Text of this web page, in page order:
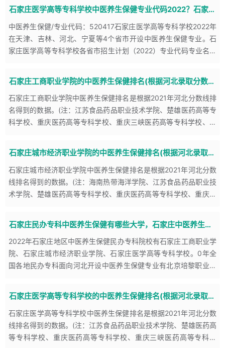
“一专多能”高素质各级养生保健专业技术人才。
（一）知识要求
1、具有与本专业相关的基础医学知识（如人体形态学、人体机能
2、具有与本专业相关的临床医学知识，特别是中医诊断学、中医养
3、具有与本专业相关的中医基础知识，较系统地掌握中医养生保
健（如中医推拿、太极拳等)的基本理论知识。
（3） 具有一定的预防医学、社会医学、医学伦理学基本知识。
（4） 具有一定的中医养生保健规划统筹的基本知识。
保健行业规范》《医疗机构管理条例》、《医疗事故处理条例》、
《综合医院养生医学科管理规范》等法规或行业指导。
（二）能力要求
2）能从事针刺、艾灸、拔罐等针灸养生保健的实际操作。
3）能进行头针、耳针等进行养生保健活动。
4）能利用足部反射区、手部反射区、面部反射区等进行疾病诊断
和具体制定养生保健康复工作。
石家庄医学高等专科学校中医养生保健专业代码2022？石家庄医学高等专科学校中医养生保健录取分数线（2021）
中医养生保健/专业代码：520417石家庄医学高等专科学校2022年
在天津、吉林、河北、宁夏等4个省市开设中医养生保健专业。石
家庄医学高等专科学校各省市招生计划（2022）专业代码专业名称
石家庄工商职业学院的中医养生保健排名(根据河北录取分数线排名)
石家庄工商职业学院中医养生保健排名是根据2021年河北分数线排
名得到的数据。(注：江苏食品药品职业技术学院、楚雄医药高等专
科学校、重庆医药高等专科学校、重庆三峡医药高等专科学校、南
石家庄城市经济职业学院的中医养生保健排名(根据河北录取分数线排名)
石家庄城市经济职业学院中医养生保健排名是根据2021年河北分数
线排名得到的数据。(注：海南热带海洋学院、江苏食品药品职业技
术学院、楚雄医药高等专科学校、重庆医药高等专科学校、重庆三
石家庄民办专科中医养生保健有哪些大学，石家庄中医养生保健民办专科排名
2022年石家庄地区中医养生保健民办专科院校有石家庄工商职业学
院、石家庄城市经济职业学院、石家庄医学高等专科学校。0年全
国各地民办专科面向河北开设中医养生保健专业有北京培黎职业学
石家庄医学高等专科学校的中医养生保健排名(根据河北录取分数线排名)
石家庄医学高等专科学校中医养生保健排名是根据2021年河北分数
线排名得到的数据。(注：江苏食品药品职业技术学院、楚雄医药高
等专科学校、重庆医药高等专科学校、重庆三峡医药高等专科学